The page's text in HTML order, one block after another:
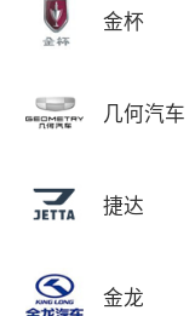
金杯
几何汽车
捷达
金龙